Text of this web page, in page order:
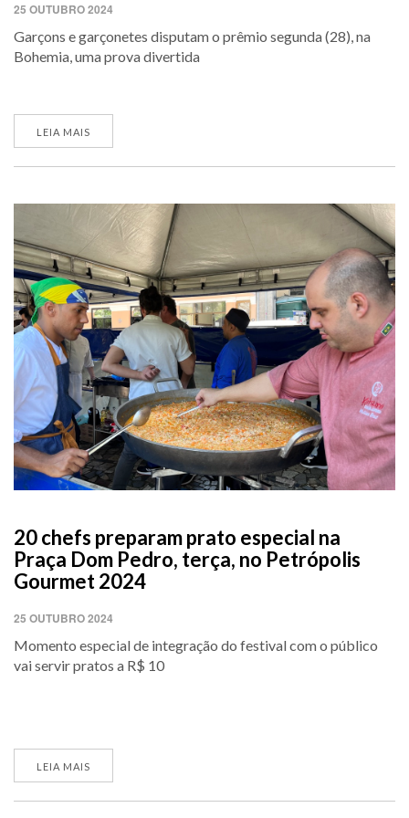
25 OUTUBRO 2024
Garçons e garçonetes disputam o prêmio segunda (28), na
Bohemia, uma prova divertida
LEIA MAIS
20 chefs preparam prato especial na
Praça Dom Pedro, terça, no Petrópolis
Gourmet 2024
25 OUTUBRO 2024
Momento especial de integração do festival com o público
vai servir pratos a R$ 10
LEIA MAIS